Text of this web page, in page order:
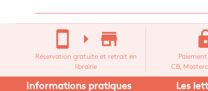
stay_current_portrait arrow_right store_mall_directory
Réservation gratuite et retrait en
librairie
CB,
Informations pratiques Les